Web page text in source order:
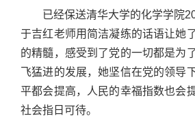
已经保送清华大学的化学学院
于吉红老师用简洁凝练的话语让她
的精髓，感受到了党的一切都是为
飞猛进的发展，她坚信在党的领导
平都会提高，人民的幸福指数也会
社会指日可待。